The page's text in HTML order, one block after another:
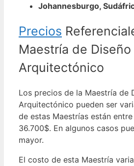
Johannesburgo,
Precios
Maestría de Diseño
Arquitectónico
Los precios de la Maestría de
Arquitectónico pueden ser
de estas Maestrías están
36.700$. En algunos casos
mayor.
El costo de esta Maestría